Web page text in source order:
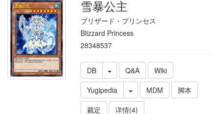
雪暴公主
ブリザード・プリンセス
Blizzard Princess
28348537
DB Q&A
Wiki
Yugipedia
MDM
脚本
裁定
详情(4)